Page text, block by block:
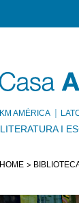
KM AMÈRICA
LITERATURA I
HOME